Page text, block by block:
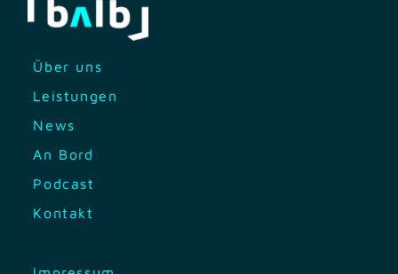
Über uns
Leistungen
News
An Bord
Podcast
Kontakt